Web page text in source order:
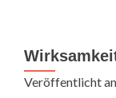
Veröffentlicht